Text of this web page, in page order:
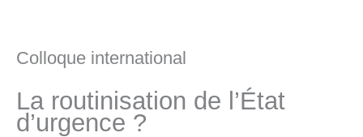
Colloque international
La routinisation de l’État
d’urgence ?